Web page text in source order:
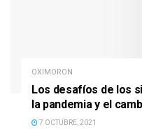
OXIMORON
Los desafíos de los
la pandemia y el
7 OCTUBRE, 2021